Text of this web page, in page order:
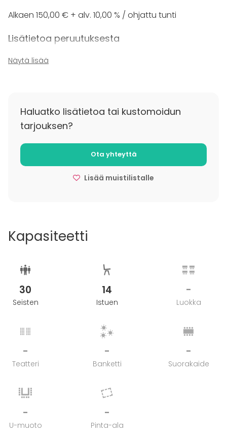
Alkaen 150,00 € + alv. 10,00 % / ohjattu tunti
Lisätietoa peruutuksesta
Varauksen voi peruuttaa ilman veloitusta 21 vrk
ennen tapahtumaa, veloitetaan koko tilauksen hinta.
Näytä lisää
Haluatko lisätietoa tai kustomoidun
tarjouksen?
Ota yhteyttä
Lisää muistilistalle
Kapasiteetti
30
Seisten
14
Istuen
-
Luokka
-
Teatteri
-
Banketti
-
Suorakaide
-
U-muoto
-
Pinta-ala